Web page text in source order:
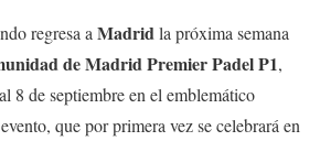
regresa a Madridla próxima semana
de Madrid Premier Padel P1,
8 de septiembre en el emblemático
que por primera vez se celebrará en